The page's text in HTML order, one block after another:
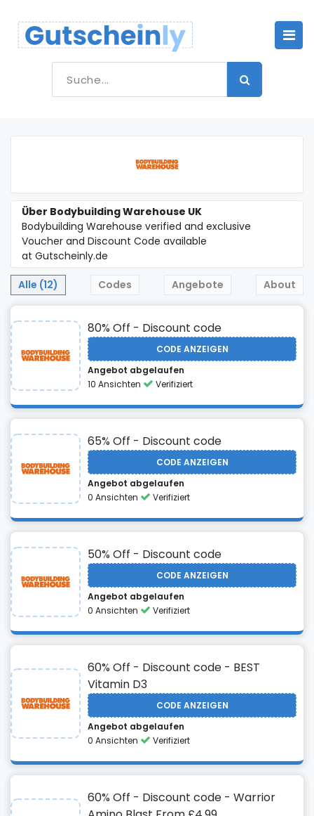
Über Bodybuilding Warehouse UK
Bodybuilding Warehouse verified and exclusive
Voucher and Discount Code available
at Gutscheinly.de
Alle (12) Codes Angebote About
80% Off - Discount code
CODE ANZEIGEN
Angebot abgelaufen
10 Ansichten
Verifiziert
65% Off - Discount code
CODE ANZEIGEN
Angebot abgelaufen
0 Ansichten
Verifiziert
50% Off - Discount code
CODE ANZEIGEN
Angebot abgelaufen
0 Ansichten
Verifiziert
60% Off - Discount code - BEST
Vitamin D3
CODE ANZEIGEN
Angebot abgelaufen
0 Ansichten
Verifiziert
60% Off - Discount code - Warrior